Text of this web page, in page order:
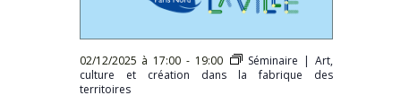
02/12/2025 à 17:00 - 19:00
Séminaire | Art,
culture et création dans la fabrique des
territoires